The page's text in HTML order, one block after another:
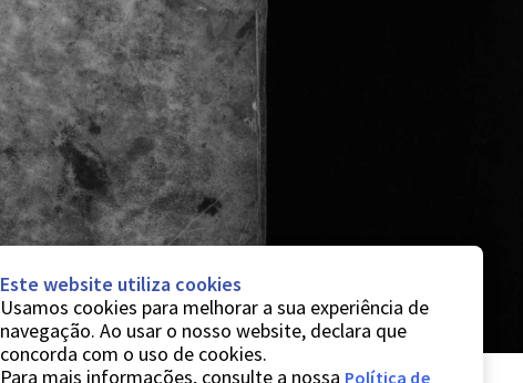
Este website utiliza cookies
Usamos cookies para melhorar a sua experiência de
navegação. Ao usar o nosso website, declara que
concorda com o uso de cookies.
Para mais informações, consulte a nossa Política de